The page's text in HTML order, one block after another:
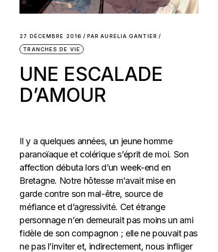
27 DÉCEMBRE 2016 PAR AURELIA GANTIER
TRANCHES DE VIE
UNE ESCALADE
D’AMOUR
Il y a quelques années, un jeune homme
paranoïaque et colérique s’éprit de moi. Son
affection débuta lors d’un week-end en
Bretagne. Notre hôtesse m’avait mise en
garde contre son mal-être, source de
méfiance et d’agressivité. Cet étrange
personnage n’en demeurait pas moins un ami
fidèle de son compagnon ; elle ne pouvait pas
ne pas l’inviter et, indirectement, nous infliger